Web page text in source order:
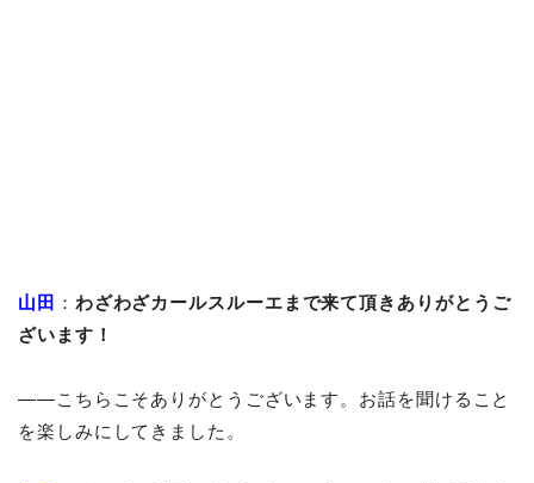
山田 ： わざわざカールスルーエまで来て頂きありがとうご
ざいます！
――こちらこそありがとうございます。お話を聞けること
を楽しみにしてきました。